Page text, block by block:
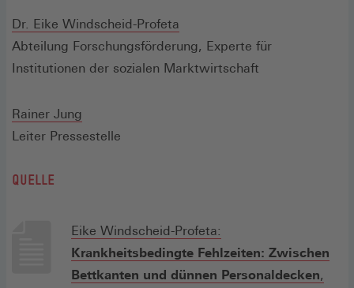
Dr. Eike Windscheid-Profeta
in
einem
Abteilung Forschungsförderung, Experte für
Institutionen der sozialen Marktwirtschaft
Rainer Jung
in
Leiter Pressestelle
QUELLE
Eike Windscheid-Profeta:
Krankheitsbedingte Fehlzeiten: Zwischen
Bettkanten und dünnen Personaldecken,